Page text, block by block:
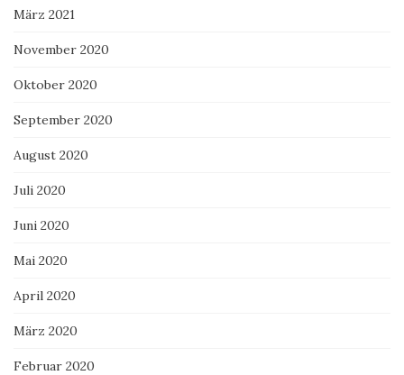
März 2021
November 2020
Oktober 2020
September 2020
August 2020
Juli 2020
Juni 2020
Mai 2020
April 2020
März 2020
Februar 2020